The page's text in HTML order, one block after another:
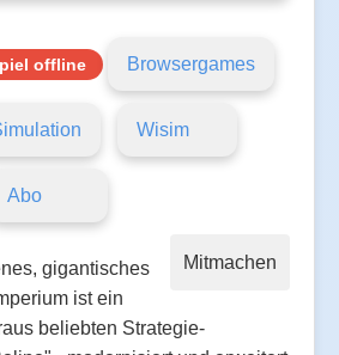
offline Browsergames
Wisim
Abo
Mitmachen
gigantisches
ist ein
beliebten Strategie-